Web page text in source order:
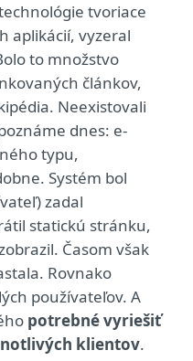
tvoriace
aplikácií, vyzeral
to množstvo
článkov,
Neexistovali
dnes: e-
typu,
Systém bol
zadal
statickú stránku,
Časom však
Rovnako
používateľov. A
potrebné vyriešiť
klientov.